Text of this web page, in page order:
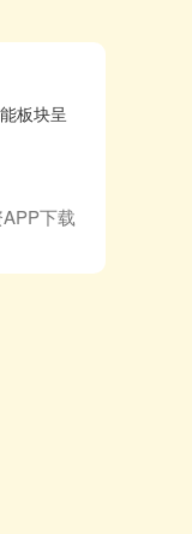
板块呈
下载